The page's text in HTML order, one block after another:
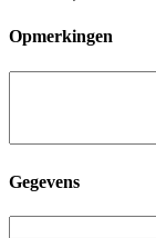
Opmerkingen
Gegevens